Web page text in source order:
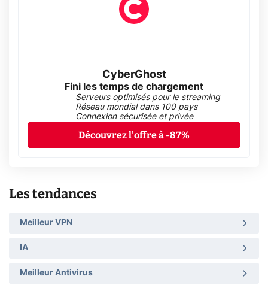
CyberGhost
Fini les temps de chargement
Serveurs optimisés pour le streaming
Réseau mondial dans 100 pays
Connexion sécurisée et privée
Découvrez l'offre à -87%
Les tendances
Meilleur VPN
IA
Meilleur Antivirus